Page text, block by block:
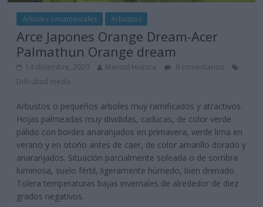
Árboles ornamentales Arbustos
Arce Japones Orange Dream-Acer
Palmathun Orange dream
14 diciembre, 2020 Marisol Huesca
0 comentarios
Dificultad media
Arbustos o pequeños arboles muy ramificados y atractivos.
Hojas palmeadas muy divididas, caducas, de color verde
pálido con bordes anaranjados en primavera, verde lima en
verano y en otoño antes de caer, de color amarillo dorado y
anaranjados. Situación parcialmente soleada o de sombra
luminosa, suelo fértil, ligeramente húmedo, bien drenado.
Tolera temperaturas bajas invernales de alrededor de diez
grados negativos.